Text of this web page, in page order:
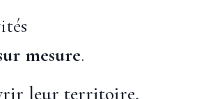
mesure.
leur territoire,